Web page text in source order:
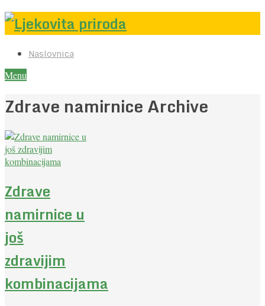
Naslovnica
Menu
Zdrave namirnice Archive
Zdrave
namirnice u
još
zdravijim
kombinacijama